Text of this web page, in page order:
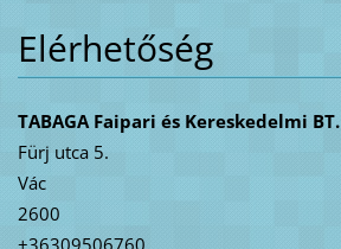
Elérhetőség
TABAGA Faipari és Kereskedelmi BT.
Fürj utca 5.
Vác
2600
+36309506760